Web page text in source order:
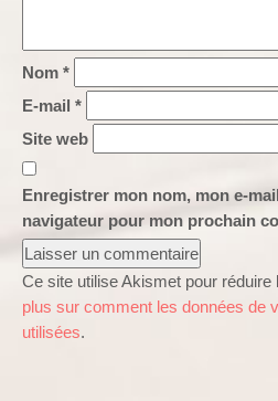
Nom *
E-mail *
Site web
Enregistrer mon nom, mon e-
navigateur pour mon prochain
Ce site utilise Akismet pour réduire
plus sur comment les données de
utilisées.